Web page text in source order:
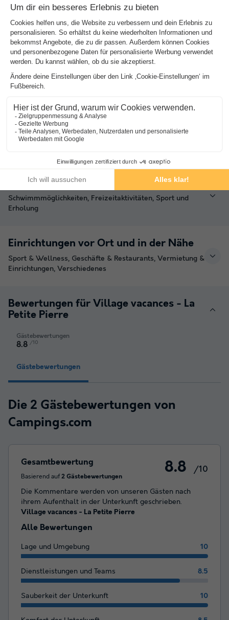
ALLGEMEINE INFORMATIONEN
Datum und Öffnungszeiten
Geöffnet von 6 April bis 26 Oktober
Gesprochene Sprachen an der Rezeption
Französisch
Praktische Informationen
Angebotene Aktivitäten und Animation
Schwimmmöglichkeiten, Freizeitaktivitäten, Sport und
Erholung
Einrichtungen vor Ort und in der Nähe
Sport & Wellness, Geschäfte & Restaurants, Vermietung &
Einrichtungen, Verschiedenes
Bewertungen für Village vacances - La
Petite Pierre
Gästebewertungen
8.8 /10
Gästebewertungen
Die 2 Gästebewertungen von
Campings.com
Gesamtbewertung
Basierend auf2 Gästebewertungen
8.8 /10
Die Kommentare werden von unseren Gästen nach
ihrem Aufenthalt in der Unterkunft geschrieben.
Village vacances - La Petite Pierre
Alle Bewertungen
Lage und Umgebung 10
Dienstleistungen und Teams 8.5
Sauberkeit der Unterkunft 10